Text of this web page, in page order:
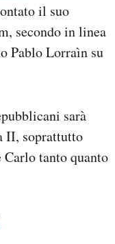
il suo
secondo in linea
Pablo Lorraìn su
sarà
II, soprattutto
tanto quanto